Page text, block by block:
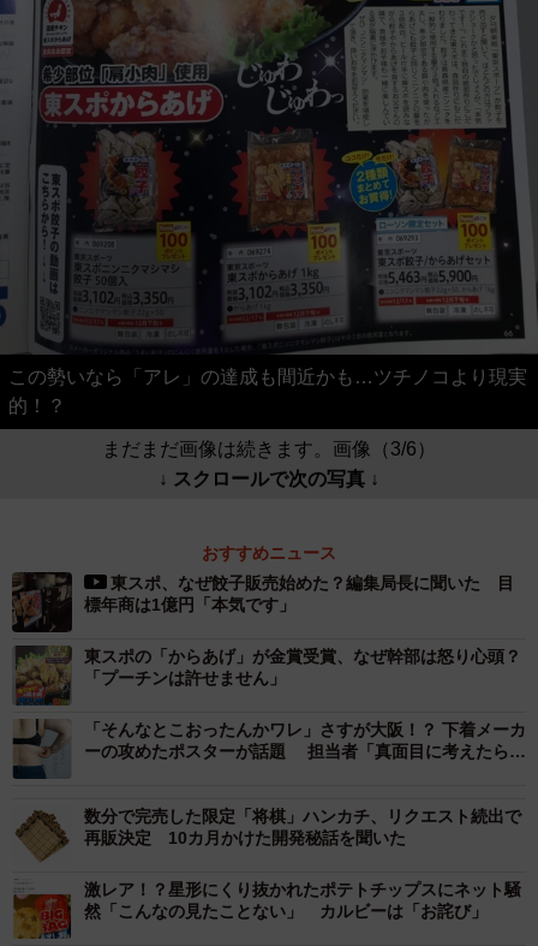
この勢いなら「アレ」の達成も間近かも…ツチノコより現実
的！？
まだまだ画像は続きます。画像（3/6）
↓ スクロールで次の写真 ↓
おすすめニュース
東スポ、なぜ餃子販売始めた？編集局長に聞いた 目
標年商は1億円「本気です」
東スポの「からあげ」が金賞受賞、なぜ幹部は怒り心頭？
「プーチンは許せません」
「そんなとこおったんかワレ」さすが大阪！？ 下着メーカ
ーの攻めたポスターが話題 担当者「真面目に考えたらこ
数分で完売した限定「将棋」ハンカチ、リクエスト続出で
再販決定 10カ月かけた開発秘話を聞いた
激レア！？星形にくり抜かれたポテトチップスにネット騒
然「こんなの見たことない」 カルビーは「お詫び」